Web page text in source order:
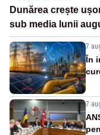
Dunărea crește
sub media lunii
7
În
7